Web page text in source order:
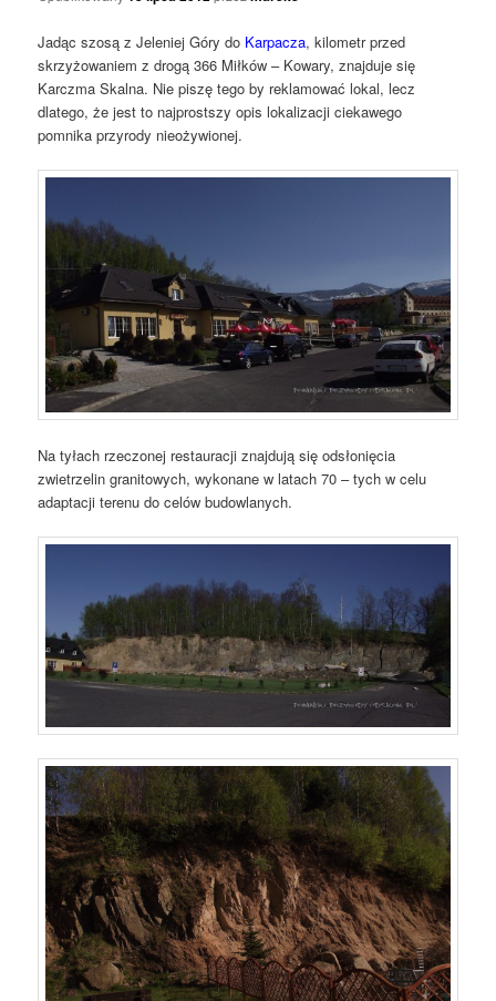
Jadąc szosą z Jeleniej Góry do Karpacza, kilometr przed
skrzyżowaniem z drogą 366 Miłków – Kowary, znajduje się
Karczma Skalna. Nie piszę tego by reklamować lokal, lecz
dlatego, że jest to najprostszy opis lokalizacji ciekawego
pomnika przyrody nieożywionej.
Na tyłach rzeczonej restauracji znajdują się odsłonięcia
zwietrzelin granitowych, wykonane w latach 70 – tych w celu
adaptacji terenu do celów budowlanych.